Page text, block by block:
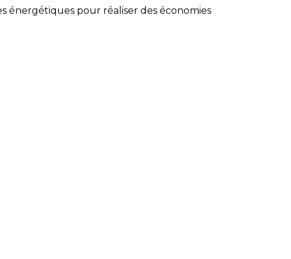
énergétiques pour réaliser des économies